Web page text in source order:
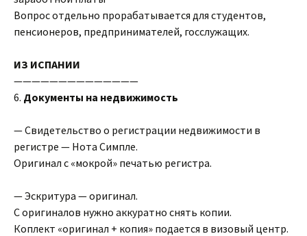
Вопрос отдельно прорабатывается для студентов,
пенсионеров, предпринимателей, госслужащих.
ИЗ ИСПАНИИ
——————————————
6. Документы на недвижимость
— Свидетельство о регистрации недвижимости в
регистре — Нота Симпле.
Оригинал с «мокрой» печатью регистра.
— Эскритура — оригинал.
С оригиналов нужно аккуратно снять копии.
Коплект «оригинал + копия» подается в визовый центр.